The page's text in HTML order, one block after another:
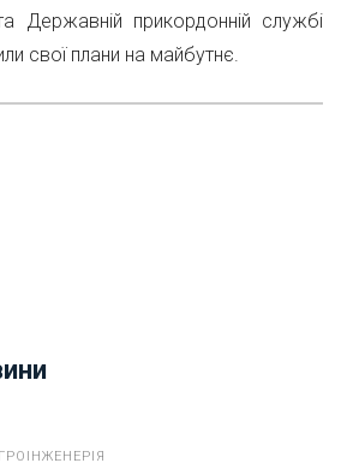
Державній прикордонній службі
свої плани на майбутнє.